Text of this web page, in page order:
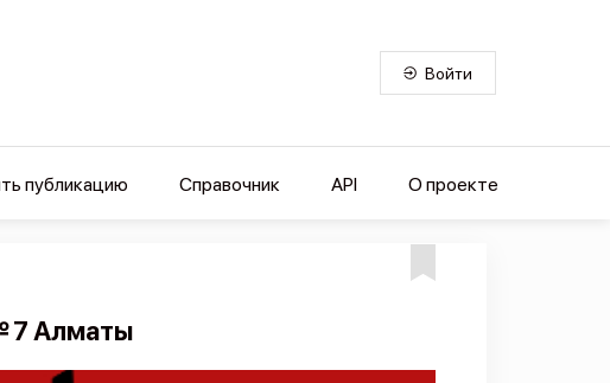
Войти
публикацию Справочник API О проекте
7 Алматы